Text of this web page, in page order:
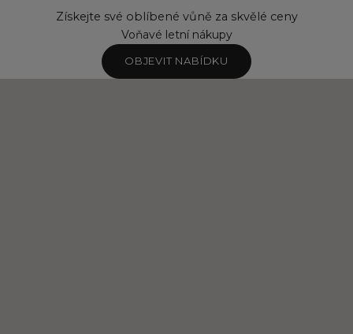
Získejte své oblíbené vůně za skvělé ceny
Voňavé letní nákupy
OBJEVIT NABÍDKU